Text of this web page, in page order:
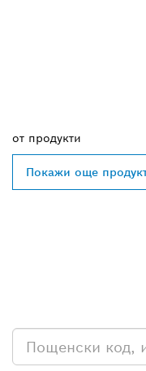
от продукти
Покажи още